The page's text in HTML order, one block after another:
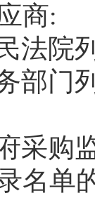
商:
法院
部门
采购
名单